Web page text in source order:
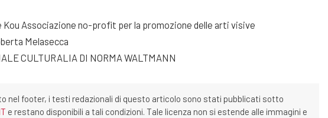
Kou Associazione no-profit per la promozione delle arti visive
Melasecca
CULTURALIA DI NORMA WALTMANN
nel footer, i testi redazionali di questo articolo sono stati pubblicati sotto
e restano disponibili a tali condizioni. Tale licenza non si estende alle immagini e